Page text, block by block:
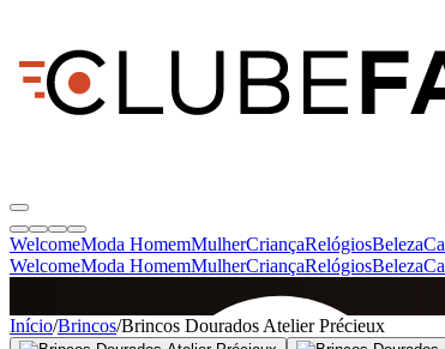
WelcomeModa HomemMulherCriançaRelógiosBeleza
WelcomeModa HomemMulherCriançaRelógiosBeleza
SINCE 2005
Início/Brincos/Brincos Dourados Atelier Précieux